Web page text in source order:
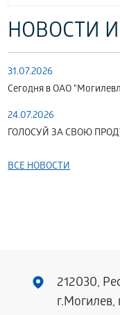
НОВОСТИ
31.07.2026
Сегодня в ОАО
24.07.2026
ГОЛОСУЙ ЗА СВОЮ
ВСЕ НОВОСТИ
212030,